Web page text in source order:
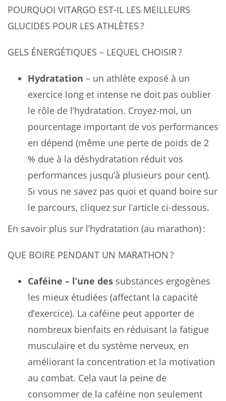
POURQUOI VITARGO EST-IL LES MEILLEURS
GLUCIDES POUR LES ATHLÈTES ?
GELS ÉNERGÉTIQUES – LEQUEL CHOISIR ?
Hydratation – un athlète exposé à un
exercice long et intense ne doit pas oublier
le rôle de l’hydratation. Croyez-moi, un
pourcentage important de vos performances
en dépend (même une perte de poids de 2
% due à la déshydratation réduit vos
performances jusqu’à plusieurs pour cent).
Si vous ne savez pas quoi et quand boire sur
le parcours, cliquez sur l’article ci-dessous.
En savoir plus sur l’hydratation (au marathon) :
QUE BOIRE PENDANT UN MARATHON ?
Caféine – l’une des substances ergogènes
les mieux étudiées (affectant la capacité
d’exercice). La caféine peut apporter de
nombreux bienfaits en réduisant la fatigue
musculaire et du système nerveux, en
améliorant la concentration et la motivation
au combat. Cela vaut la peine de
consommer de la caféine non seulement